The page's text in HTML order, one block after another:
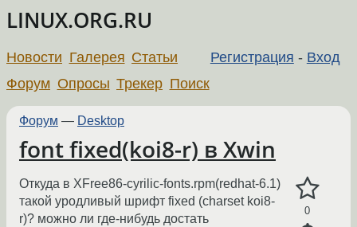
LINUX.ORG.RU
Регистрация - Вход
Новости Галерея Статьи
Форум Опросы Трекер Поиск
Форум — Desktop
font fixed(koi8-r) в Xwin
0
Откуда в XFree86-cyrilic-fonts.rpm(redhat-6.1)
такой уродливый шрифт fixed (charset koi8-
r)? можно ли где-нибудь достать